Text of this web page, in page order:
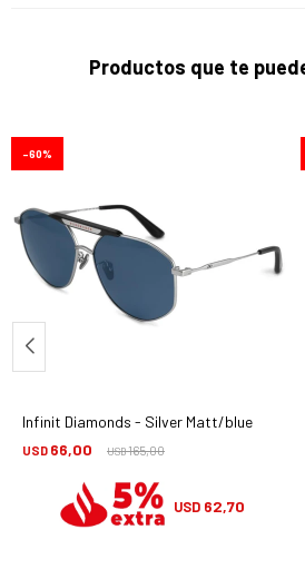
Productos que te
Infinit Diamonds - Silver Matt/blue
USD 66,00 USD165,00
60
USD 62,70